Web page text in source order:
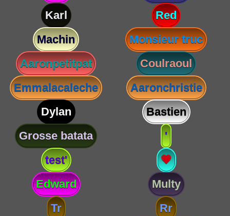
Karl
Red
Machin
Monsieur truc
Aaronpetitpat
Coulraoul
Emmalacaleche
Aaronchristie
Dylan
Bastien
Grosse batata
'
test'
💗
Edward
Multy
Tr
Rr